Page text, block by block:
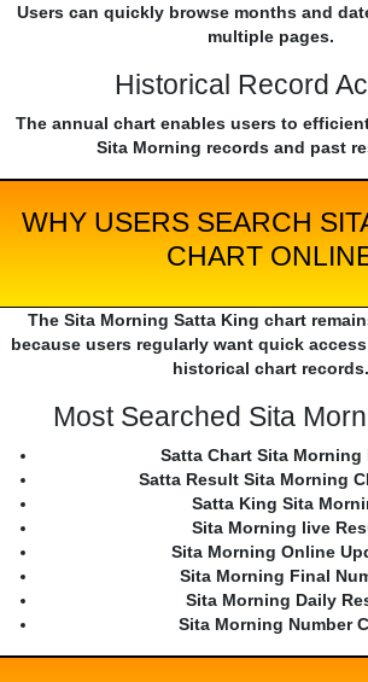
Users can quickly browse months and
multiple pages.
Historical Record
The annual chart enables users to
Sita Morning records and past
WHY USERS SEARCH
CHART
The Sita Morning Satta King chart
because users regularly want quick
historical chart records.
Most Searched Sita
Satta Chart Sita Morning
Satta Result Sita Morning
Satta King Sita
Sita Morning live
Sita Morning Online
Sita Morning Final
Sita Morning Daily
Sita Morning Number